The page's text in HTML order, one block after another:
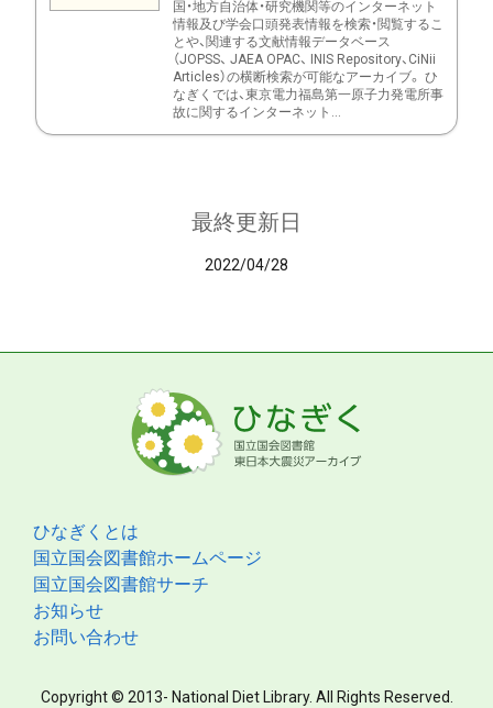
国・地方自治体・研究機関等のインターネット
情報及び学会口頭発表情報を検索・閲覧するこ
とや、関連する文献情報データベース
（JOPSS、 JAEA OPAC、 INIS Repository、CiNii
Articles）の横断検索が可能なアーカイブ。 ひ
なぎくでは、東京電力福島第一原子力発電所事
故に関するインターネット...
最終更新日
2022/04/28
ひなぎくとは
国立国会図書館ホームページ
国立国会図書館サーチ
お知らせ
お問い合わせ
Copyright © 2013- National Diet Library. All Rights Reserved.